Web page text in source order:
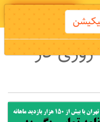
دانلود اپلیکیشن
روزی در